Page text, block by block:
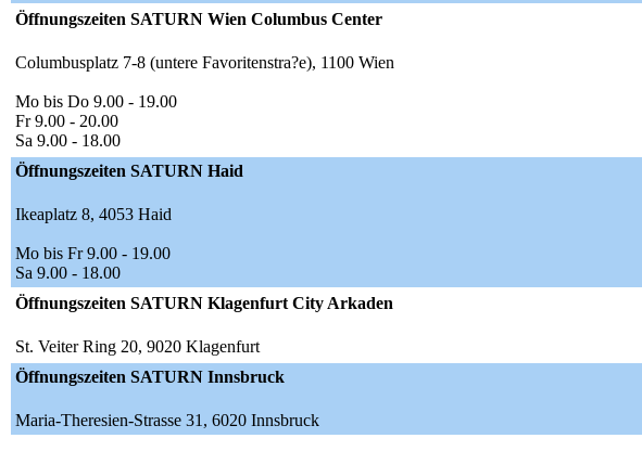
Öffnungszeiten SATURN Wien Columbus Center
Columbusplatz 7-8 (untere Favoritenstra?e), 1100 Wien
Mo bis Do 9.00 - 19.00
Fr 9.00 - 20.00
Sa 9.00 - 18.00
Öffnungszeiten SATURN Haid
Ikeaplatz 8, 4053 Haid
Mo bis Fr 9.00 - 19.00
Sa 9.00 - 18.00
Öffnungszeiten SATURN Klagenfurt City Arkaden
St. Veiter Ring 20, 9020 Klagenfurt
Öffnungszeiten SATURN Innsbruck
Maria-Theresien-Strasse 31, 6020 Innsbruck